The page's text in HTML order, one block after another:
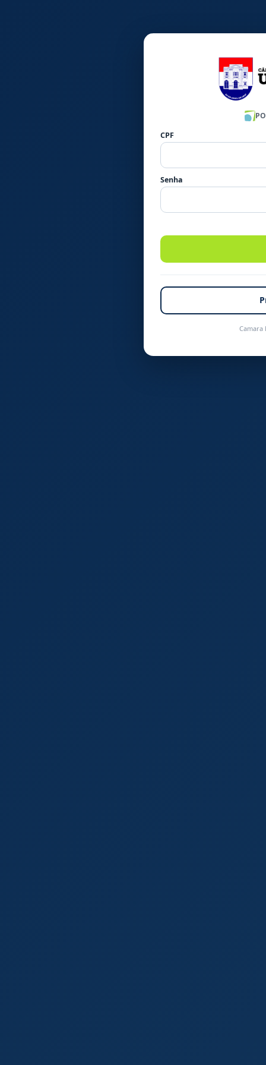
CPF
Senha
Camara